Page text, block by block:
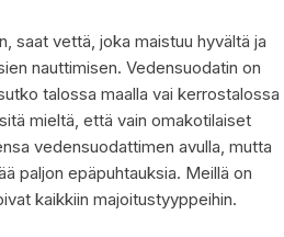
saat vettä, joka maistuu hyvältä ja
nauttimisen. Vedensuodatin on
talossa maalla vai kerrostalossa
mieltä, että vain omakotilaiset
vedensuodattimen avulla, mutta
paljon epäpuhtauksia. Meillä on
kaikkiin majoitustyyppeihin.